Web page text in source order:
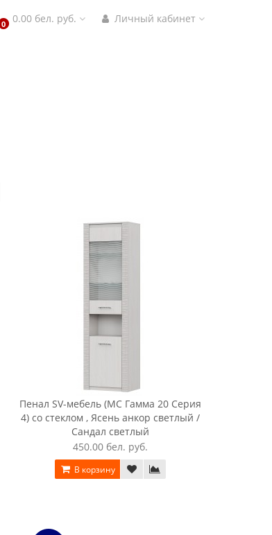
0 0.00 бел. руб. Личный кабинет
Пенал SV-мебель (МС Гамма 20 Серия
4) со стеклом , Ясень анкор светлый /
Сандал светлый
450.00 бел. руб.
В корзину